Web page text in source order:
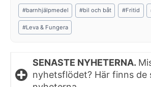
Post
Tags:
#barnhjälpmedel #bil och båt #Fritid
#Leva & Fungera
SENASTE NYHETERNA.
nyhetsflödet? Här finns de